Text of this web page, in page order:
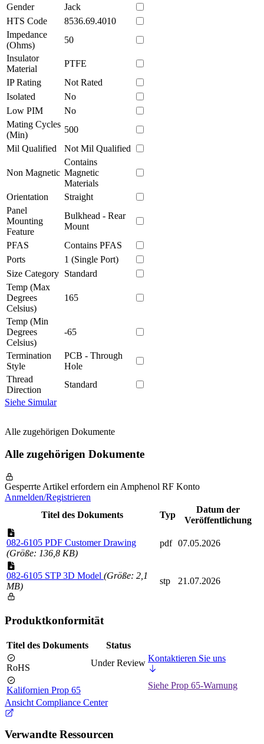
Gender
Jack
HTS Code
8536.69.4010
Impedance
(Ohms)
50
Insulator
Material
PTFE
IP Rating
Not Rated
Isolated
No
Low PIM
No
Mating Cycles
(Min)
500
Mil Qualified
Not Mil Qualified
Non Magnetic
Contains
Magnetic
Materials
Orientation
Straight
Panel
Mounting
Feature
Bulkhead - Rear
Mount
PFAS
Contains PFAS
Ports
1 (Single Port)
Size Category Standard
Temp (Max
Degrees
Celsius)
165
Temp (Min
Degrees
Celsius)
-65
Termination
Style
PCB - Through
Hole
Thread
Direction
Standard
Siehe Simular
Alle zugehörigen Dokumente
Alle zugehörigen Dokumente
Gesperrte Artikel erfordern ein Amphenol RF Konto
Anmelden/Registrieren
Titel des Dokuments
Typ
Datum der
Veröffentlichung
082-6105 PDF Customer Drawing
(Größe: 136,8 KB)
pdf 07.05.2026
082-6105 STP 3D Model (Größe: 2,1
MB)
stp 21.07.2026
Produktkonformität
Titel des Dokuments Status
RoHS Under Review Kontaktieren Sie uns
Kalifornien Prop 65
Siehe Prop 65-Warnung
Ansicht Compliance Center
Verwandte Ressourcen